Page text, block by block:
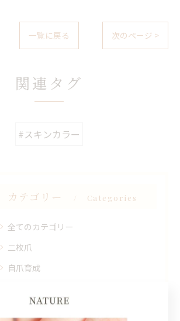
一覧に戻る 次のページ >
関連タグ
#スキンカラー
カテゴリー Categories
全てのカテゴリー
二枚爪
自爪育成
松井山手のネイルケア